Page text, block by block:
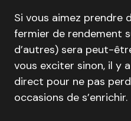
Si vous aimez prendre
fermier de rendement
d’autres) sera peut-
vous exciter sinon, il y
direct pour ne pas
occasions de s’enrichir.